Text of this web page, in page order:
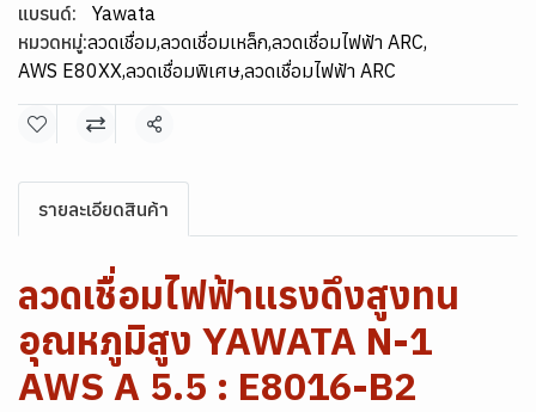
แบรนด์:
Yawata
หมวดหมู่:ลวดเชื่อม,ลวดเชื่อมเหล็ก,ลวดเชื่อมไฟฟ้า ARC,
AWS E80XX,ลวดเชื่อมพิเศษ,ลวดเชื่อมไฟฟ้า ARC
แชร์
รายละเอียดสินค้า
ลวดเชื่อมไฟฟ้าแรงดึงสูงทน
อุณหภูมิสูง YAWATA N-1
AWS A 5.5 : E8016-B2